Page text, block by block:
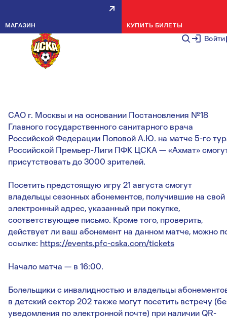
Войти
МАГАЗИН КУПИТЬ БИЛЕТЫ
О ДОСТУПЕ НА МАТЧ ПФК ЦСКА
— АХМАТ
НОВОСТИ КЛУБА
САО г. Москвы и на основании Постановления №18
Главного государственного санитарного врача
Российской Федерации Поповой А.Ю. на матче 5-го
Российской Премьер-Лиги ПФК ЦСКА — «Ахмат»
присутствовать до 3000 зрителей.
Посетить предстоящую игру 21 августа смогут
владельцы сезонных абонементов, получившие на свой
электронный адрес, указанный при покупке,
соответствующее письмо. Кроме того, проверить,
действует ли ваш абонемент на данном матче, можно
ссылке: https://events.pfc-cska.com/tickets
Начало матча — в 16:00.
Болельщики с инвалидностью и владельцы
в детский сектор 202 также могут посетить встречу
уведомления по электронной почте) при наличии QR-